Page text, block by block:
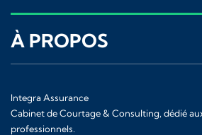
À PROPOS
Integra Assurance
Cabinet de Courtage & Consulting, dédié
professionnels.